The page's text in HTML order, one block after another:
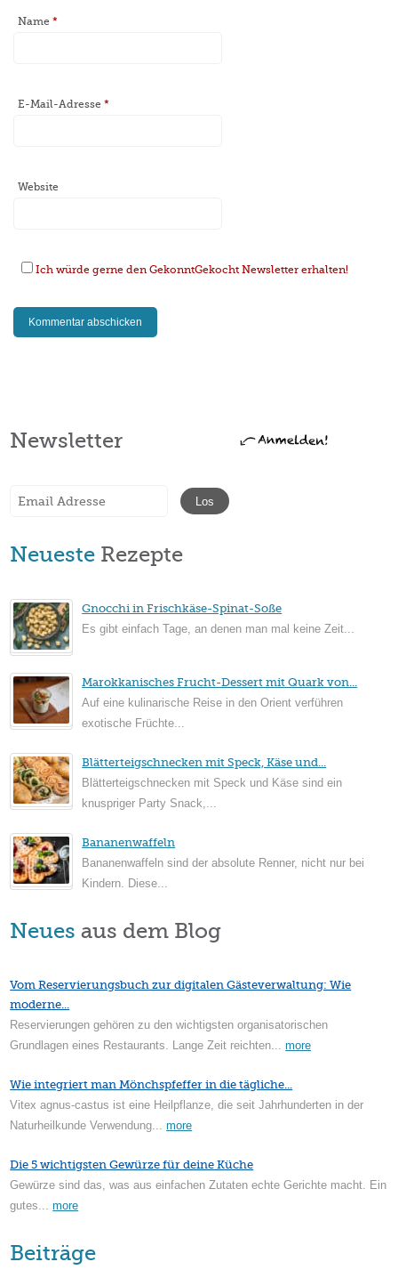
Name*
E-Mail-Adresse*
Website
Ich würde gerne den GekonntGekocht Newsletter erhalten!
Newsletter
Neueste Rezepte
Gnocchi in Frischkäse-Spinat-Soße
Es gibt einfach Tage, an denen man mal keine Zeit...
Marokkanisches Frucht-Dessert mit Quark von...
Auf eine kulinarische Reise in den Orient verführen
exotische Früchte...
Blätterteigschnecken mit Speck, Käse und...
Blätterteigschnecken mit Speck und Käse sind ein
knuspriger Party Snack,...
Bananenwaffeln
Bananenwaffeln sind der absolute Renner, nicht nur bei
Kindern. Diese...
Neues aus dem Blog
Vom Reservierungsbuch zur digitalen Gästeverwaltung: Wie
moderne...
Reservierungen gehören zu den wichtigsten organisatorischen
Grundlagen eines Restaurants. Lange Zeit reichten...more
Wie integriert man Mönchspfeffer in die tägliche...
Vitex agnus-castus ist eine Heilpflanze, die seit Jahrhunderten in der
Naturheilkunde Verwendung...more
Die 5 wichtigsten Gewürze für deine Küche
Gewürze sind das, was aus einfachen Zutaten echte Gerichte macht. Ein
gutes...more
Beiträge